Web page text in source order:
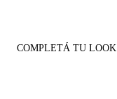
COMPLETÁ TU LOOK